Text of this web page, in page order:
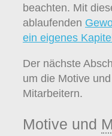
beachten. Mit
ablaufenden
ein eigenes Kapitel
Der nächste
um die Motive
Mitarbeitern.
Motive und